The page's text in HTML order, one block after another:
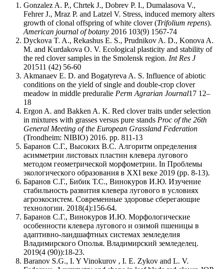
Gonzalez A. P., Chrtek J., Dobrev P. I., Dumalasova V.,
Fehrer J., Mraz P. and Latzel V. Stress, induced memory alters
growth of clonal offspring of white clover (Trifolium repens).
American journal of botany 2016 103(9) 1567-74
Dyckova T. A., Rekashus E. S., Prudnikov A. D., Konova A.
M. and Kurdakova O. V. Ecological plasticity and stability of
the red clover samples in the Smolensk region. Int Res J
201511 (42) 56-60
Akmanaev E. D. and Bogatyreva A. S. Influence of abiotic
conditions on the yield of single and double-crop clover
meadow in middle preduralie Perm Agrarian Journal17 12–
18
Ergon A. and Bakken A. K. Red clover traits under selection
in mixtures with grasses versus pure stands Proc of the 26th
General Meeting of the European Grassland Federation
(Trondheim: NIBIO) 2016. pp. 811-13
Баранов С.Г., Высоких В.С. Алгоритм определения
асимметрии листовых пластин клевера лугового
методом геометрической морфометрии. In Проблемы
экологического образования в XXI веке 2019 (pp. 8-13).
Баранов С.Г., Бибик Т.С., Винокуров И.Ю. Изучение
стабильность развития клевера лугового в условиях
агроэкосистем. Современные здоровье сберегающие
технологии. 2018(4):156-64.
Баранов С.Г., Винокуров И.Ю. Морфологические
особенности клевера лугового и озимой пшеницы в
адаптивно-ландшафтных системах земледелия
Владимирского Ополья. Владимирский земледелец.
2019(4 (90)):18-23.
Baranov S.G., I. Y Vinokurov , I. E. Zykov and L. V.